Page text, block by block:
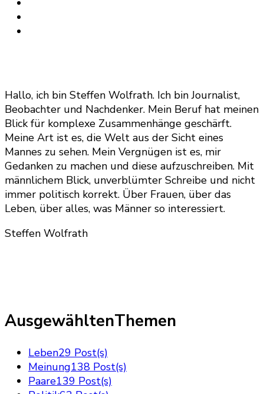
Hallo, ich bin Steffen Wolfrath. Ich bin Journalist,
Beobachter und Nachdenker. Mein Beruf hat meinen
Blick für komplexe Zusammenhänge geschärft.
Meine Art ist es, die Welt aus der Sicht eines
Mannes zu sehen. Mein Vergnügen ist es, mir
Gedanken zu machen und diese aufzuschreiben. Mit
männlichem Blick, unverblümter Schreibe und nicht
immer politisch korrekt. Über Frauen, über das
Leben, über alles, was Männer so interessiert.
Steffen Wolfrath
AusgewähltenThemen
Leben29 Post(s)
Meinung138 Post(s)
Paare139 Post(s)